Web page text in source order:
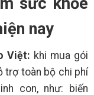
nay
Việt: khi mua gói
trợ toàn bộ chi phí
con, như: biến